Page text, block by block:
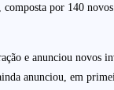
por 140
e anunciou novos
anunciou, em